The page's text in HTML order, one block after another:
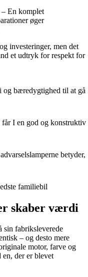
– En komplet
øger
investeringer, men det
et udtryk for respekt for
og bæredygtighed til at gå
I en god og konstruktiv
betyder,
familiebil
skaber værdi
fabriksleverede
– og desto mere
motor, farve og
der er blevet